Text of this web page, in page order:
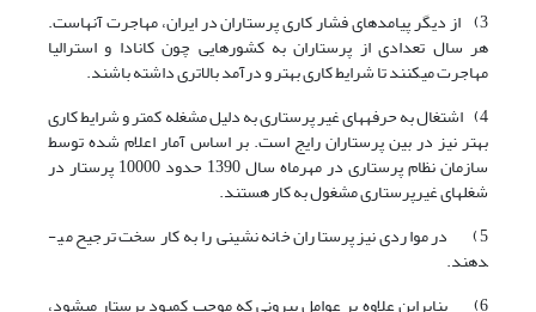
3) از دیگر پیامدهای فشار کاری پرستاران در ایران، مهاجرت آن­هاست.
هر سال تعدادی از پرستاران به کشورهایی چون کانادا و استرالیا
مهاجرت می­کنند تا شرایط کاری بهتر و درآمد بالاتری داشته باشند.
4) اشتغال به حرفه­های غیر پرستاری به دلیل مشغله کمتر و شرایط کاری
بهتر نیز در بین پرستاران رایج است. بر اساس آمار اعلام شده توسط
سازمان نظام پرستاری در مهرماه سال 1390 حدود 10000 پرستار در
شغل­های غیر­پرستاری مشغول به کار هستند.
5) در مواردی نیز پرستاران خانه نشینی را به کار سخت ترجیح می­
دهند.